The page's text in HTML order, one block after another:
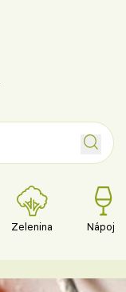
Zelenina Nápoje